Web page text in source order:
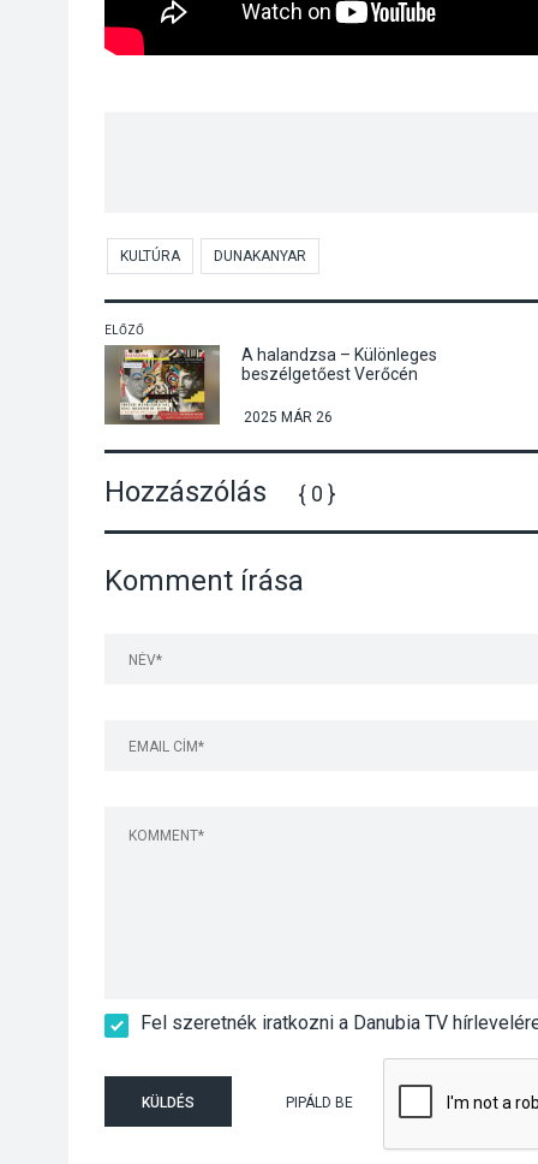
KULTÚRA DUNAKANYAR
ELŐZŐ
A halandzsa – Különleges
beszélgetőest Verőcén
2025 MÁR 26
Hozzászólás { 0 }
Komment írása
Fel szeretnék iratkozni a Danubia TV
KÜLDÉS PIPÁLD BE